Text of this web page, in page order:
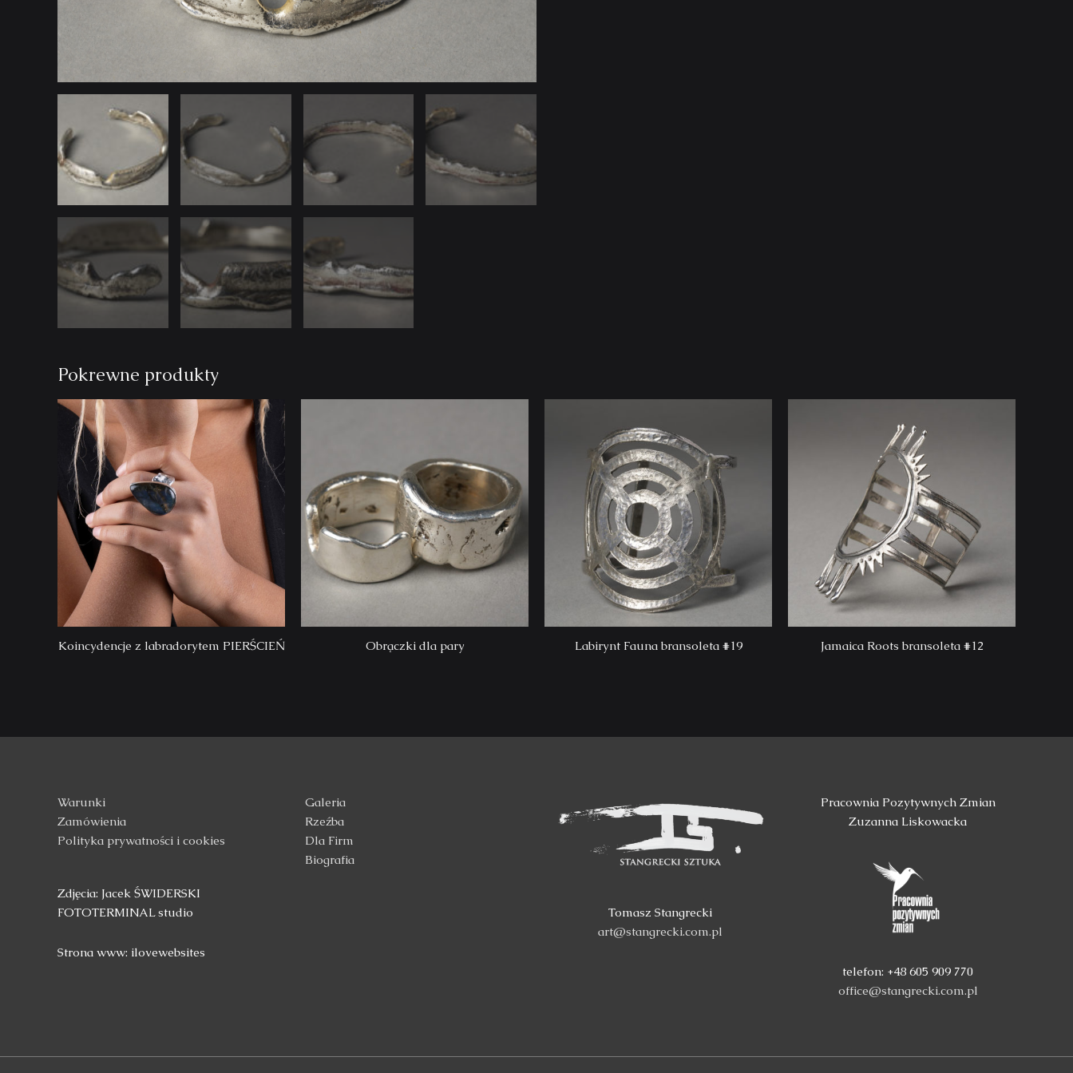
Pokrewne produkty
Koincydencje z labradorytem PIERŚCIEŃ Obrączki dla pary Labirynt Fauna bransoleta #19 Jamaica Roots bransoleta #12
Warunki
Zamówienia
Polityka prywatności i cookies
Zdjęcia: Jacek ŚWIDERSKI
FOTOTERMINAL studio
Strona www: ilovewebsites
Galeria
Rzeźba
Dla Firm
Biografia
Tomasz Stangrecki
art@stangrecki.com.pl
Pracownia Pozytywnych Zmian
Zuzanna Liskowacka
telefon: +48 605 909 770
office@stangrecki.com.pl